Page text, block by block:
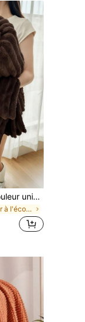
1 pièce Couverture de couleur unie, literie légère, couverture douillette, literie de dortoir, sans peluches et facile d'entretien, couverture douce & moelleuse, textile de maison de style simple, salon, couverture décorative pour lit, canapé, sofa, rentrée scolaire, toutes saisons, lavable en machine
de retour à l'école Couvertures de lit et serviett